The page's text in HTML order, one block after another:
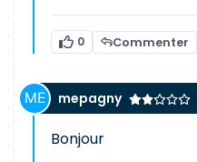
0 Commenter
mepagny
Bonjour